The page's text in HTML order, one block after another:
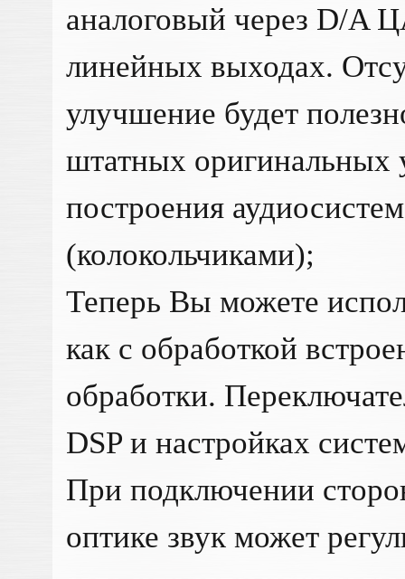
аналоговый через D/A
линейных выходах.
улучшение будет
штатных оригинальных
построения
(колокольчиками);
Теперь Вы можете
как с обработкой
обработки.
DSP и настройках
При подключении
оптике звук может